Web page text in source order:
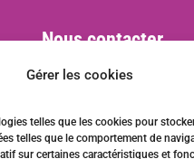
Gérer les cookies
telles que les cookies pour
telles que le comportement de
sur certaines caractéristiques et
Nous contacter
contact@ani-